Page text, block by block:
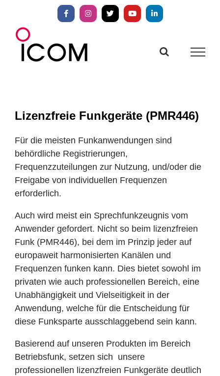
springen
FacebookInstagram
X YouTubeLinkedIn
Lizenzfreie Funkgeräte (PMR446)
Für die meisten Funkanwendungen sind
behördliche Registrierungen,
Frequenzzuteilungen zur Nutzung, und/oder die
Freigabe von individuellen Frequenzen
erforderlich.
Auch wird meist ein Sprechfunkzeugnis vom
Anwender gefordert. Nicht so beim lizenzfreien
Funk (PMR446), bei dem im Prinzip jeder auf
europaweit harmonisierten Kanälen und
Frequenzen funken kann. Dies bietet sowohl im
privaten wie auch professionellen Bereich, eine
Unabhängigkeit und Vielseitigkeit in der
Anwendung, welche für die Entscheidung für
diese Funksparte ausschlaggebend sein kann.
Basierend auf unseren Produkten im Bereich
Betriebsfunk, setzen sich unsere
professionellen lizenzfreien Funkgeräte deutlich